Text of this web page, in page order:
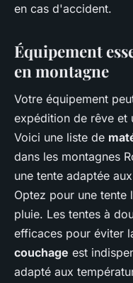
en cas d'accident.
Équipement
en montagne
Votre équipement
expédition de rêve et
Voici une liste de
dans les montagnes
une tente adaptée
Optez pour une tente
pluie. Les tentes à
efficaces pour éviter
couchage est
adapté aux